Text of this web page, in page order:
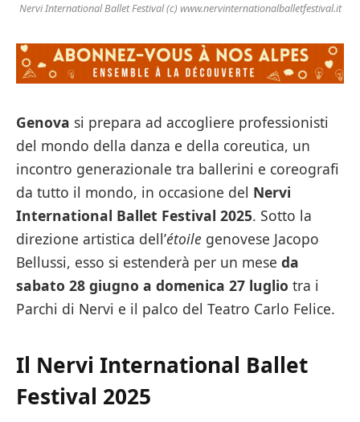
Nervi International Ballet Festival (c) www.nervinternationalballetfestival.it
Genova si prepara ad accogliere professionisti
del mondo della danza e della coreutica, un
incontro generazionale tra ballerini e coreografi
da tutto il mondo, in occasione del Nervi
International Ballet Festival 2025. Sotto la
direzione artistica dell’étoile genovese Jacopo
Bellussi, esso si estenderà per un mese da
sabato 28 giugno a domenica 27 luglio tra i
Parchi di Nervi e il palco del Teatro Carlo Felice.
Il Nervi International Ballet
Festival 2025